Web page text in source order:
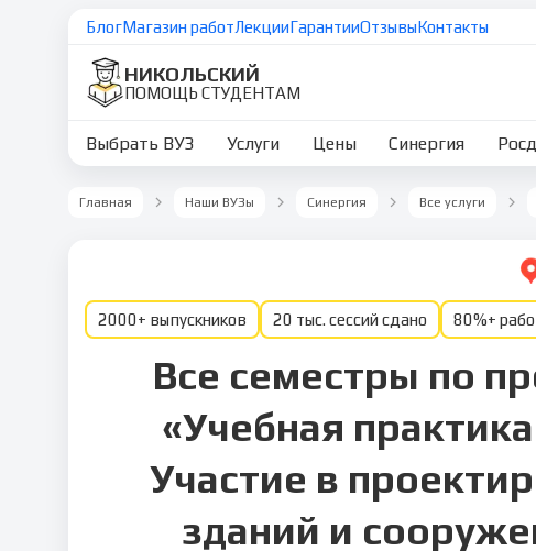
БлогМагазин работЛекцииГарантииОтзывыКонтакты
НИКОЛЬСКИЙ
ПОМОЩЬ СТУДЕНТАМ
Выбрать ВУЗ Услуги Цены Синергия
Главная Наши ВУЗы Синергия Все услуги
2000+ выпускников 20 тыс. сессий сдано 80%+
Все семестры по
«Учебная
Участие в
зданий и